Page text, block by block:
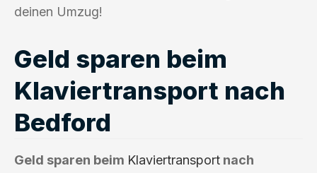
deinen Umzug!
Geld sparen beim
Klaviertransport nach
Bedford
Geld sparen beim Klaviertransport nach